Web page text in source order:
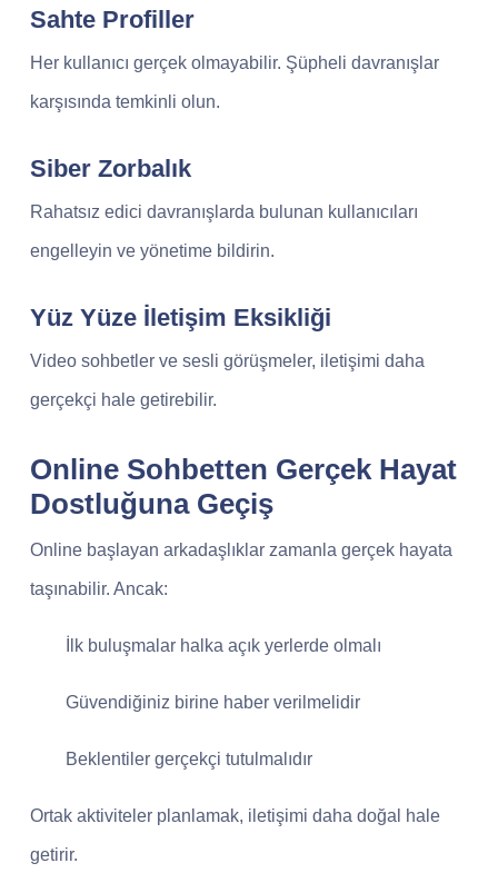
Sahte Profiller
Her kullanıcı gerçek olmayabilir. Şüpheli davranışlar
karşısında temkinli olun.
Siber Zorbalık
Rahatsız edici davranışlarda bulunan kullanıcıları
engelleyin ve yönetime bildirin.
Yüz Yüze İletişim Eksikliği
Video sohbetler ve sesli görüşmeler, iletişimi daha
gerçekçi hale getirebilir.
Online Sohbetten Gerçek Hayat
Dostluğuna Geçiş
Online başlayan arkadaşlıklar zamanla gerçek hayata
taşınabilir. Ancak:
İlk buluşmalar halka açık yerlerde olmalı
Güvendiğiniz birine haber verilmelidir
Beklentiler gerçekçi tutulmalıdır
Ortak aktiviteler planlamak, iletişimi daha doğal hale
getirir.